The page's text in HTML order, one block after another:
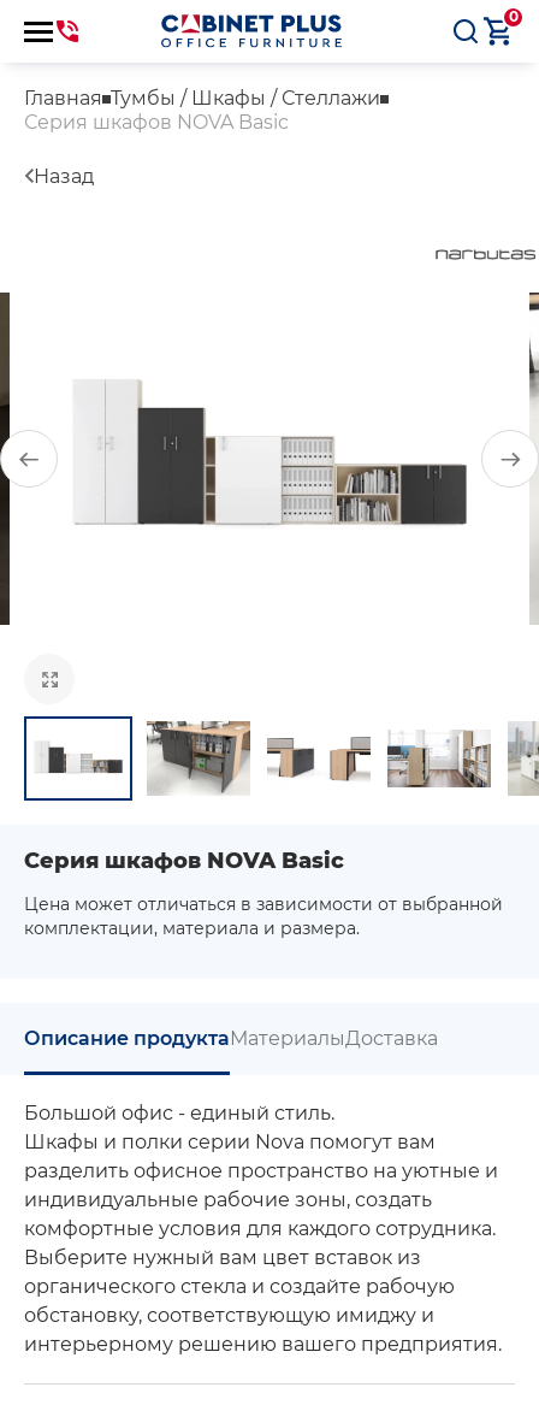
0
Главная Тумбы / Шкафы / Стеллажи
Серия шкафов NOVA Basic
Назад
Серия шкафов NOVA Basic
Цена может отличаться в зависимости от выбранной
комплектации, материала и размера.
Описание продуктаМатериалыДоставка
Большой офис - единый стиль.
Шкафы и полки серии Nova помогут вам
разделить офисное пространство на уютные и
индивидуальные рабочие зоны, создать
комфортные условия для каждого сотрудника.
Выберите нужный вам цвет вставок из
органического стекла и создайте рабочую
обстановку, соответствующую имиджу и
интерьерному решению вашего предприятия.